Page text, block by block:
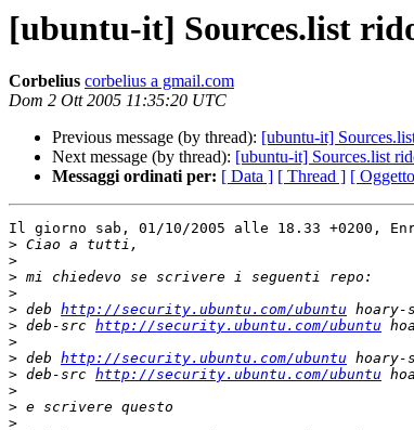
[ubuntu-it] Sources.list
Corbelius corbelius a gmail.com
Dom 2 Ott 2005 11:35:20 UTC
Previous message (by thread): [ubuntu-it]
Next message (by thread): [ubuntu-it] Sources.list
Messaggi ordinati per: [ Data ] [ Thread ] [
Il giorno sab, 01/10/2005 alle 18.33 +0200,
>
>
>
>
> deb http://security.ubuntu.com/ubuntu
> deb-src http://security.ubuntu.com/ubuntu
>
> deb http://security.ubuntu.com/ubuntu
> deb-src http://security.ubuntu.com/ubuntu
>
>
>